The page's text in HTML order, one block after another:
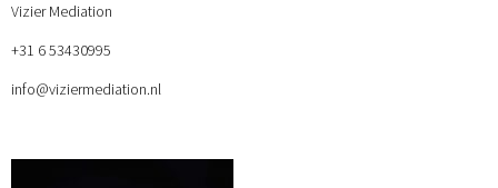
Vizier Mediation
+31 6 53430995
info@viziermediation.nl